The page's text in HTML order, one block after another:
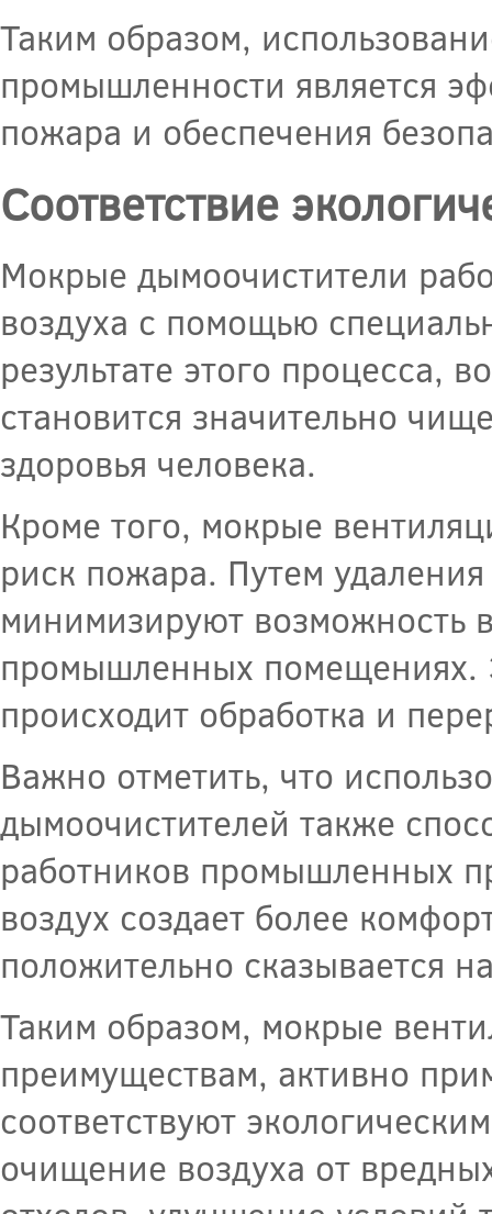
Таким образом,
промышленности является
пожара и обеспечения
Соответствие
Мокрые дымоочистители
воздуха с помощью
результате этого процесса,
становится значительно
здоровья человека.
Кроме того, мокрые
риск пожара. Путем
минимизируют возможность
промышленных помещениях.
происходит обработка и
Важно отметить, что
дымоочистителей также
работников промышленных
воздух создает более
положительно сказывается
Таким образом, мокрые
преимуществам, активно
соответствуют
очищение воздуха от